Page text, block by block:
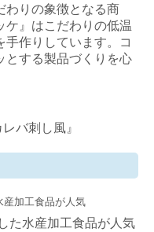
わりの象徴となる商
ケ』はこだわりの低温
作りしています。コ
とする製品づくりを心
バ刺し風』
た水産加工食品が人気